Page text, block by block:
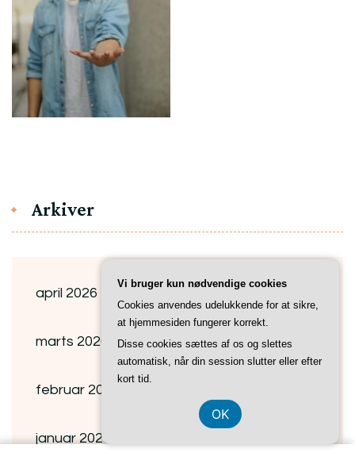
Arkiver
april 2026
marts 2026
februar 2026
januar 2026
Vi bruger kun nødvendige cookies
Cookies anvendes udelukkende for at sikre,
at hjemmesiden fungerer korrekt.
Disse cookies sættes af os og slettes
automatisk, når din session slutter eller efter
kort tid.
OK